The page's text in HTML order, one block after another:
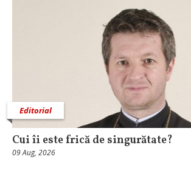
Editorial
Cui îi este frică de singurătate?
09 Aug, 2026